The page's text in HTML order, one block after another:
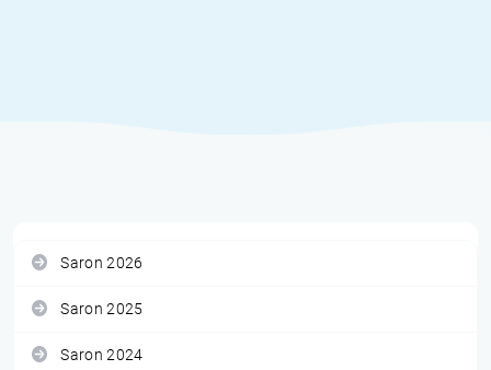
Saron 2026
Saron 2025
Saron 2024